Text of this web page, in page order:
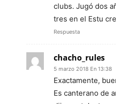
clubs. Jugó dos
tres en el Estu
Respuesta
chacho_rules
5 marzo 2018 En 13:38
Exactamente,
Es canterano de